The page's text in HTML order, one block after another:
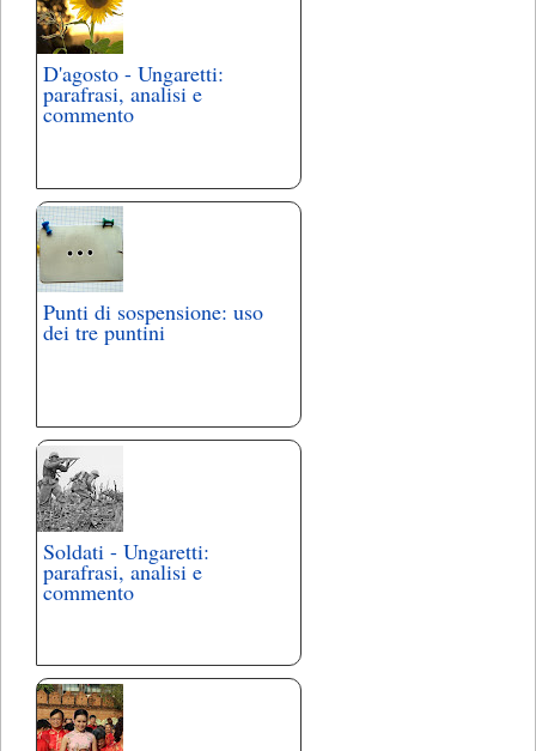
D'agosto - Ungaretti:
parafrasi, analisi e
commento
Punti di sospensione: uso
dei tre puntini
Soldati - Ungaretti:
parafrasi, analisi e
commento